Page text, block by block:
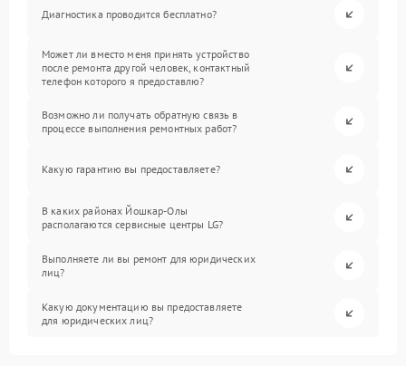
Диагностика проводится бесплатно?
Может ли вместо меня принять устройство
после ремонта другой человек, контактный
телефон которого я предоставлю?
Возможно ли получать обратную связь в
процессе выполнения ремонтных работ?
Какую гарантию вы предоставляете?
В каких районах Йошкар-Олы
располагаются сервисные центры LG?
Выполняете ли вы ремонт для юридических
лиц?
Какую документацию вы предоставляете
для юридических лиц?